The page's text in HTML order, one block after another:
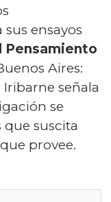
ensayos
Pensamiento
Aires:
Iribarne señala
se
suscita
provee.